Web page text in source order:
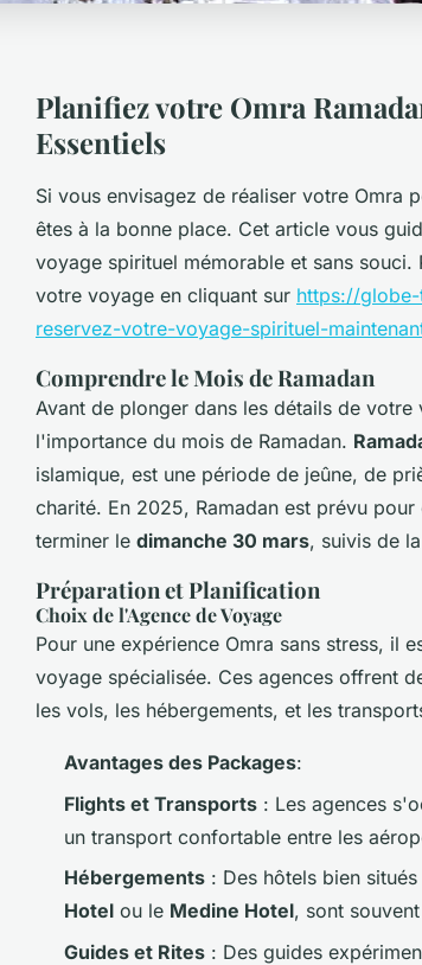
Planifiez votre Omra
Essentiels
Si vous envisagez de réaliser votre Omra
êtes à la bonne place. Cet article vous
voyage spirituel mémorable et sans
votre voyage en cliquant sur https://
reservez-votre-voyage-spirituel-
Comprendre le Mois de Ramadan
Avant de plonger dans les détails de
l'importance du mois de Ramadan.
islamique, est une période de jeûne, de
charité. En 2025, Ramadan est prévu
terminer le dimanche 30 mars, suivis de
Préparation et Planification
Choix de l'Agence de Voyage
Pour une expérience Omra sans stress, il
voyage spécialisée. Ces agences offrent
les vols, les hébergements, et les
Avantages des Packages:
Flights et Transports : Les agences
un transport confortable entre les
Hébergements : Des hôtels bien
Hotel ou le Medine Hotel, sont
Guides et Rites : Des guides